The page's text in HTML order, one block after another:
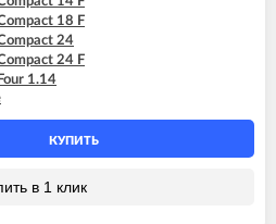
18 F
24
24 F
1.14
1.14 F
1.24
1.24 F
24
10F (765857701)
КУПИТЬ
в 1 клик